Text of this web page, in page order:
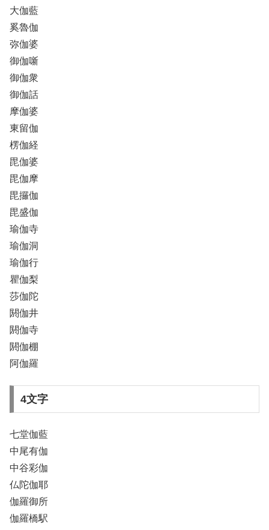
大伽藍
奚魯伽
弥伽婆
御伽噺
御伽衆
御伽話
摩伽婆
東留伽
楞伽経
毘伽婆
毘伽摩
毘攞伽
毘盛伽
瑜伽寺
瑜伽洞
瑜伽行
瞿伽梨
莎伽陀
閼伽井
閼伽寺
閼伽棚
阿伽羅
4文字
七堂伽藍
中尾有伽
中谷彩伽
仏陀伽耶
伽羅御所
伽羅橋駅